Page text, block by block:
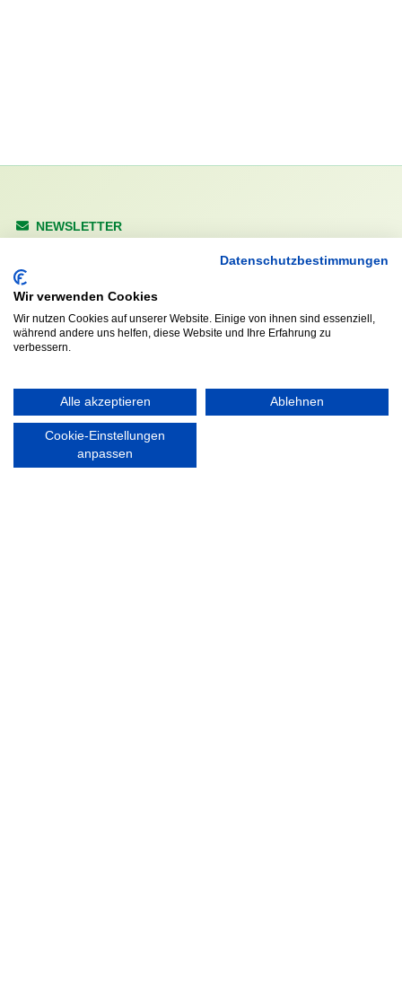
NEWSLETTER
Abonnieren
KONTAKT
Walddörfer Sportverein
Halenreie 32-34
22359 Hamburg
ÖFFNUNGS- UND
Datenschutzbestimmungen
Wir verwenden Cookies
Wir nutzen Cookies auf unserer Website. Einige von ihnen sind essenziell,
während andere uns helfen, diese Website und Ihre Erfahrung zu
verbessern.
Alle akzeptieren Ablehnen
Cookie-Einstellungen
anpassen